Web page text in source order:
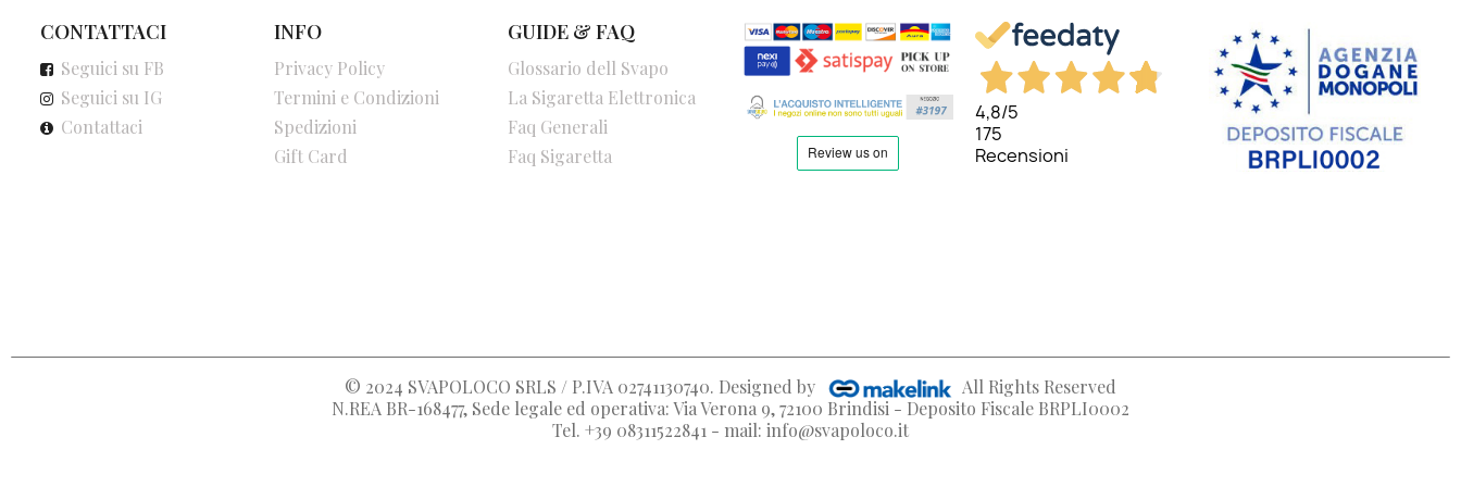
CONTATTACI
Seguici su FB
Seguici su IG
Contattaci
INFO
Privacy Policy
Termini e Condizioni
Spedizioni
Gift Card
GUIDE & FAQ
Glossario dell Svapo
La Sigaretta Elettronica
Faq Generali
Faq Sigaretta
4,8/5
175
Recensioni
© 2024 SVAPOLOCO SRLS / P.IVA 02741130740. Designed by
All Rights Reserved
N.REA BR-168477, Sede legale ed operativa: Via Verona 9, 72100 Brindisi - Deposito Fiscale BRPLI0002
Tel. +39 08311522841 - mail: info@svapoloco.it